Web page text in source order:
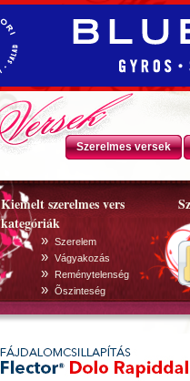
Szerelmes versek
Kiemelt szerelmes vers
kategóriák
» Szerelem
» Vágyakozás
» Reménytelenség
» Õszinteség